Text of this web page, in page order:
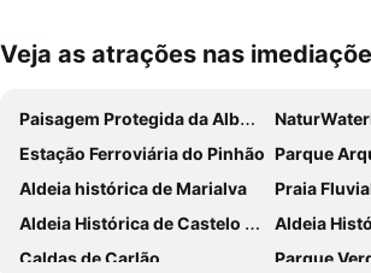
Ampliar mapa
Veja as atrações nas
Paisagem Protegida da Albufeira do Azibo
NaturWaterPark -
Estação Ferroviária do Pinhão Parque
Aldeia histórica de Marialva
Praia
Aldeia Histórica de Castelo Rodrigo
Aldeia
Caldas de Carlão
Parque